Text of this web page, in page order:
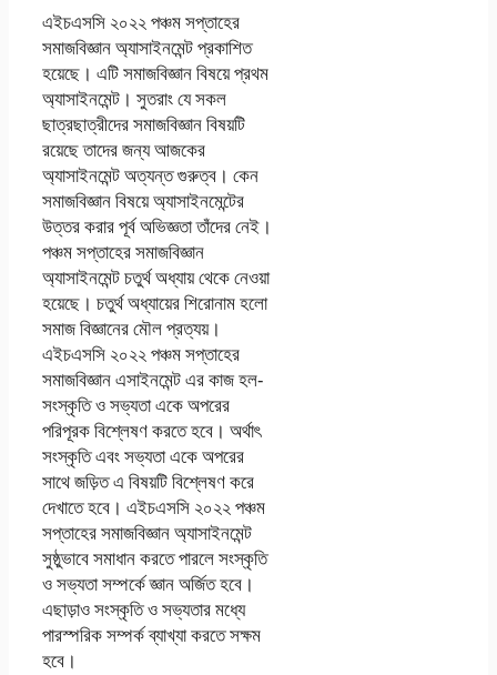
এইচএসসি ২০২২ পঞ্চম সপ্তাহের
সমাজবিজ্ঞান অ্যাসাইনমেন্ট প্রকাশিত
হয়েছে। এটি সমাজবিজ্ঞান বিষয়ে প্রথম
অ্যাসাইনমেন্ট। সুতরাং যে সকল
ছাত্রছাত্রীদের সমাজবিজ্ঞান বিষয়টি
রয়েছে তাদের জন্য আজকের
অ্যাসাইনমেন্ট অত্যন্ত গুরুত্ব। কেন
সমাজবিজ্ঞান বিষয়ে অ্যাসাইনমেন্টের
উত্তর করার পূর্ব অভিজ্ঞতা তাঁদের নেই।
পঞ্চম সপ্তাহের সমাজবিজ্ঞান
অ্যাসাইনমেন্ট চতুর্থ অধ্যায় থেকে নেওয়া
হয়েছে। চতুর্থ অধ্যায়ের শিরোনাম হলো
সমাজ বিজ্ঞানের মৌল প্রত্যয়।
এইচএসসি ২০২২ পঞ্চম সপ্তাহের
সমাজবিজ্ঞান এসাইনমেন্ট এর কাজ হল-
সংস্কৃতি ও সভ্যতা একে অপরের
পরিপূরক বিশ্লেষণ করতে হবে। অর্থাৎ
সংস্কৃতি এবং সভ্যতা একে অপরের
সাথে জড়িত এ বিষয়টি বিশ্লেষণ করে
দেখাতে হবে। এইচএসসি ২০২২ পঞ্চম
সপ্তাহের সমাজবিজ্ঞান অ্যাসাইনমেন্ট
সুষ্ঠুভাবে সমাধান করতে পারলে সংস্কৃতি
ও সভ্যতা সম্পর্কে জ্ঞান অর্জিত হবে।
এছাড়াও সংস্কৃতি ও সভ্যতার মধ্যে
পারস্পরিক সম্পর্ক ব্যাখ্যা করতে সক্ষম
হবে।